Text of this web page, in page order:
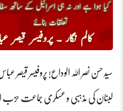
سید حسن نصر اللہ الوداع! پروفیسر قیصر
لبنان کی مذہبی و عسکری جماعت حزب